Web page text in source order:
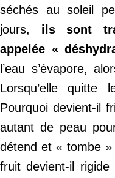
séchés au soleil
jours, ils sont
appelée «
l’eau s’évapore,
Lorsqu’elle quitte
Pourquoi devient-il
autant de peau
détend et « tombe
fruit devient-il rigide